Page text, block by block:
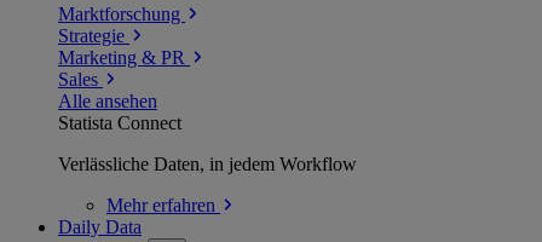
Marktforschung
Strategie
Marketing & PR
Sales
Alle ansehen
Statista Connect
Verlässliche Daten, in jedem Workflow
Mehrerfahren
Daily Data